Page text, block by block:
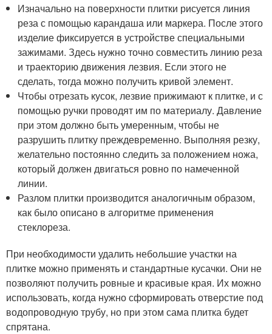
Изначально на поверхности плитки рисуется линия
реза с помощью карандаша или маркера. После этого
изделие фиксируется в устройстве специальными
зажимами. Здесь нужно точно совместить линию реза
и траекторию движения лезвия. Если этого не
сделать, тогда можно получить кривой элемент.
Чтобы отрезать кусок, лезвие прижимают к плитке, и с
помощью ручки проводят им по материалу. Давление
при этом должно быть умеренным, чтобы не
разрушить плитку преждевременно. Выполняя резку,
желательно постоянно следить за положением ножа,
который должен двигаться ровно по намеченной
линии.
Разлом плитки производится аналогичным образом,
как было описано в алгоритме применения
стеклореза.
При необходимости удалить небольшие участки на
плитке можно применять и стандартные кусачки. Они не
позволяют получить ровные и красивые края. Их можно
использовать, когда нужно сформировать отверстие под
водопроводную трубу, но при этом сама плитка будет
спрятана.